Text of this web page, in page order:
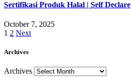
Sertifikasi Produk Halal | Self Declare
October 7, 2025
1 2 Next
Archives
Archives